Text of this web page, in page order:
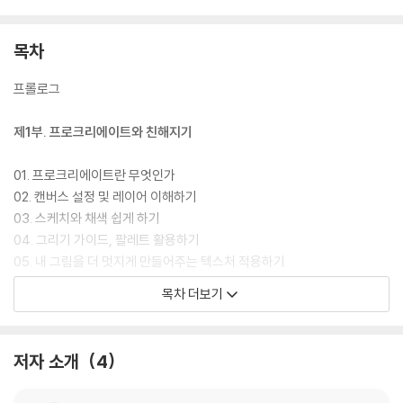
목차
프롤로그
제1부. 프로크리에이트와 친해지기
01. 프로크리에이트란 무엇인가
02. 캔버스 설정 및 레이어 이해하기
03. 스케치와 채색 쉽게 하기
04. 그리기 가이드, 팔레트 활용하기
05. 내 그림을 더 멋지게 만들어주는 텍스처 적용하기
제2부. 왕초보도 도전하는 이모티콘 작가 되기
07. 이모티콘을 그리기 위한 환경 설정하기
목차 더보기
저자 소개 4